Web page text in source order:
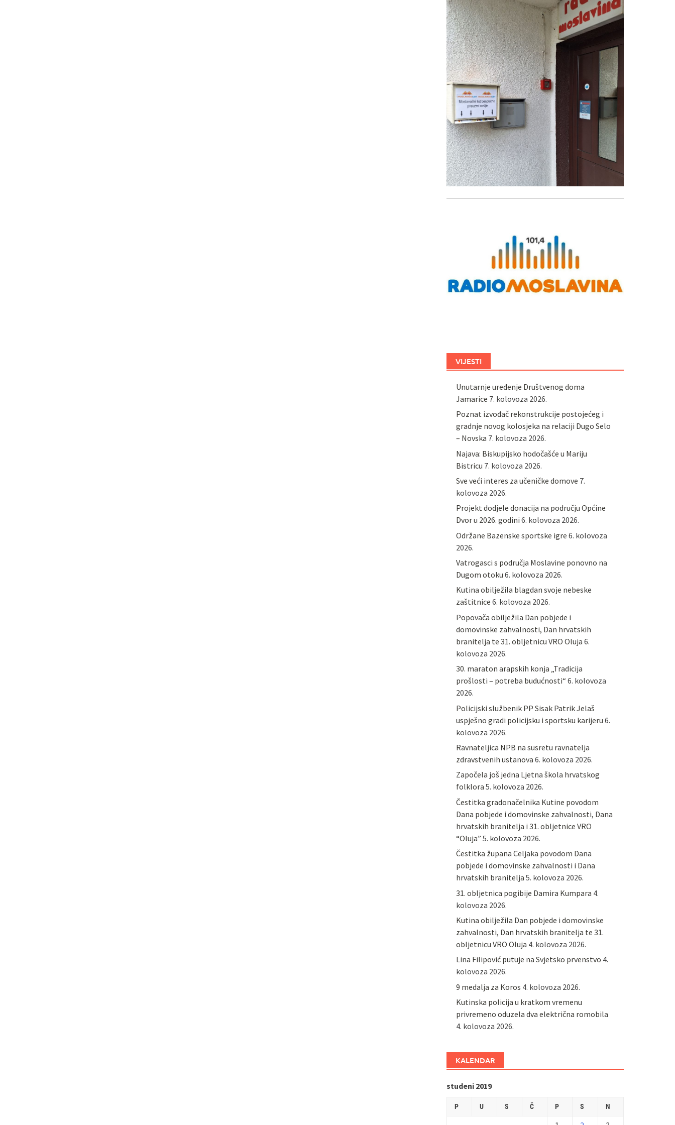
VIJESTI
Unutarnje uređenje Društvenog doma
Jamarice 7. kolovoza 2026.
Poznat izvođač rekonstrukcije postojećeg i
gradnje novog kolosjeka na relaciji Dugo Selo
– Novska 7. kolovoza 2026.
Najava: Biskupijsko hodočašće u Mariju
Bistricu 7. kolovoza 2026.
Sve veći interes za učeničke domove 7.
kolovoza 2026.
Projekt dodjele donacija na području Općine
Dvor u 2026. godini 6. kolovoza 2026.
Održane Bazenske sportske igre 6. kolovoza
2026.
Vatrogasci s područja Moslavine ponovno na
Dugom otoku 6. kolovoza 2026.
Kutina obilježila blagdan svoje nebeske
zaštitnice 6. kolovoza 2026.
Popovača obilježila Dan pobjede i
domovinske zahvalnosti, Dan hrvatskih
branitelja te 31. obljetnicu VRO Oluja 6.
kolovoza 2026.
30. maraton arapskih konja „Tradicija
prošlosti – potreba budućnosti“ 6. kolovoza
2026.
Policijski službenik PP Sisak Patrik Jelaš
uspješno gradi policijsku i sportsku karijeru 6.
kolovoza 2026.
Ravnateljica NPB na susretu ravnatelja
zdravstvenih ustanova 6. kolovoza 2026.
Započela još jedna Ljetna škola hrvatskog
folklora 5. kolovoza 2026.
Čestitka gradonačelnika Kutine povodom
Dana pobjede i domovinske zahvalnosti, Dana
hrvatskih branitelja i 31. obljetnice VRO
“Oluja” 5. kolovoza 2026.
Čestitka župana Celjaka povodom Dana
pobjede i domovinske zahvalnosti i Dana
hrvatskih branitelja 5. kolovoza 2026.
31. obljetnica pogibije Damira Kumpara 4.
kolovoza 2026.
Kutina obilježila Dan pobjede i domovinske
zahvalnosti, Dan hrvatskih branitelja te 31.
obljetnicu VRO Oluja 4. kolovoza 2026.
Lina Filipović putuje na Svjetsko prvenstvo 4.
kolovoza 2026.
9 medalja za Koros 4. kolovoza 2026.
Kutinska policija u kratkom vremenu
privremeno oduzela dva električna romobila
4. kolovoza 2026.
KALENDAR
studeni 2019
P U S Č P S N